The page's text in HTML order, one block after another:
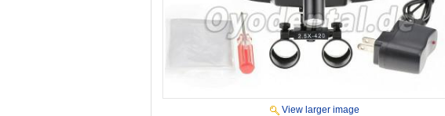
View larger image